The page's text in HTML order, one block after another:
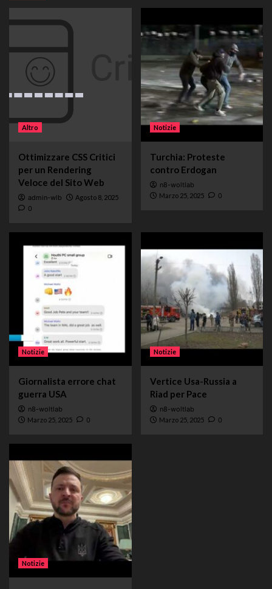
Altro
Ottimizzare CSS Critici
per un Rendering
Veloce del Sito Web
admin-wlb Agosto 8, 2025
0
Notizie
Turchia: Proteste
contro Erdogan
n8-woltlab
Marzo 25, 2025 0
Notizie
Giornalista errore chat
guerra USA
n8-woltlab
Marzo 25, 2025 0
Notizie
Vertice Usa-Russia a
Riad per Pace
n8-woltlab
Marzo 25, 2025 0
Notizie